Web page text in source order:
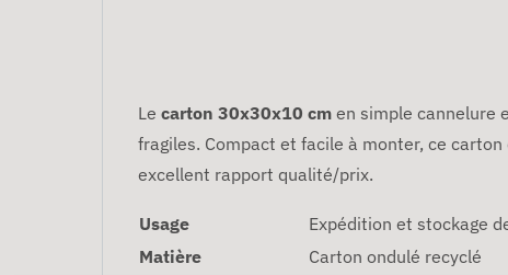
Le carton 30x30x10 cm en simple cannelure
fragiles. Compact et facile à monter, ce
excellent rapport qualité/prix.
Usage
Expédition et stockage
Matière
Carton ondulé recyclé